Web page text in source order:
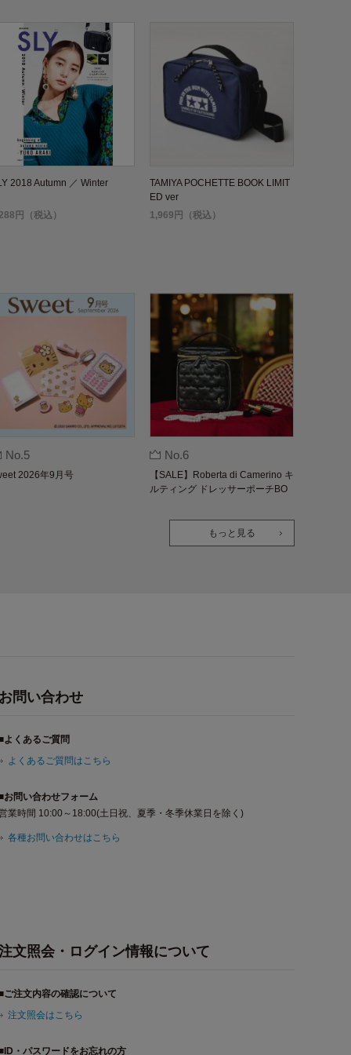
2018 Autumn ／ Winter
円（税込）
TAMIYA POCHETTE BOOK LIMIT
ED ver
1,969円（税込）
No.5
2026年9月号
No.6
【SALE】Roberta di Camerino キ
ルティング ドレッサーポーチBO
もっと見る
問い合わせ
よくあるご質問
よくあるご質問はこちら
お問い合わせフォーム
業時間 10:00～18:00(土日祝、夏季・冬季休業日を除く)
各種お問い合わせはこちら
文照会・ログイン情報について
ご注文内容の確認について
注文照会はこちら
・パスワードをお忘れの方